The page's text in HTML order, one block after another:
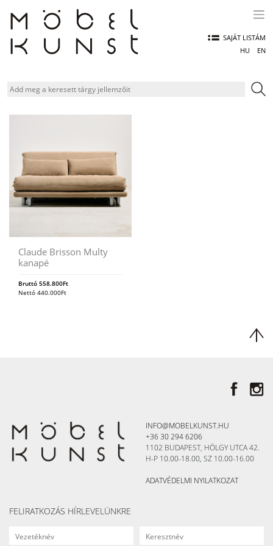
content
SAJÁT LISTÁM
HU
EN
Claude Brisson Multy
kanapé
Bruttó 558.800Ft
Nettó 440.000Ft
INFO@MOBELKUNST.HU
+36 30 294 6206
1102 BUDAPEST, HÖLGY UTCA 42.
H-P 10.00-18.00, SZ 10.00-16.00
ADATVÉDELMI NYILATKOZAT
FELIRATKOZÁS HÍRLEVELÜNKRE